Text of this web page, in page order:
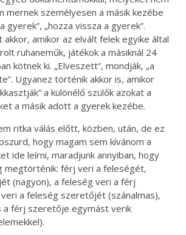
mernek személyesen a másik kezébe
gyerek”, „hozza vissza a gyerek”.
akkor, amikor az elvált felek egyike által
ruhaneműk, játékok a másiknál 24
kötnek ki. „Elveszett”, mondják, „a
Ugyanez történik akkor is, amikor
a különélő szülők azokat a
a másik adott a gyerek kezébe.
ritka válás előtt, közben, után, de ez
hogy magam sem kívánom a
ide leírni, maradjunk annyiban, hogy
megtörténik: férj veri a feleségét,
(nagyon), a feleség veri a férj
a feleség szeretőjét (szánalmas),
a férj szeretője egymást verik